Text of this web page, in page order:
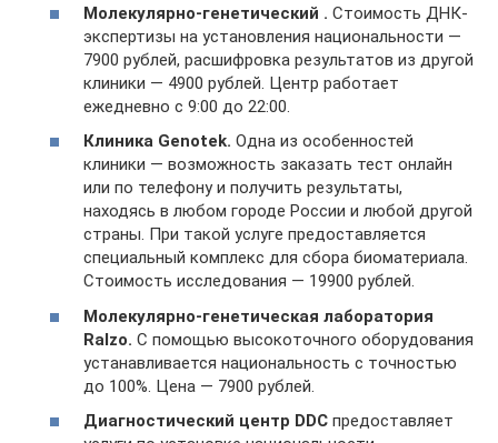
Молекулярно-генетический . Стоимость ДНК-
экспертизы на установления национальности —
7900 рублей, расшифровка результатов из другой
клиники — 4900 рублей. Центр работает
ежедневно с 9:00 до 22:00.
Клиника Genotek. Одна из особенностей
клиники — возможность заказать тест онлайн
или по телефону и получить результаты,
находясь в любом городе России и любой другой
страны. При такой услуге предоставляется
специальный комплекс для сбора биоматериала.
Стоимость исследования — 19900 рублей.
Молекулярно-генетическая лаборатория
Ralzo. С помощью высокоточного оборудования
устанавливается национальность с точностью
до 100%. Цена — 7900 рублей.
Диагностический центр DDC предоставляет